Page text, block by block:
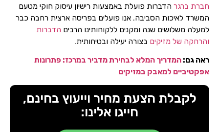
חברת ברגר הדברות פועלת באמצעות רישיון עיסוק חוקי מטעם
המשרד לאיכות הסביבה. אנו פועלים בפריסה ארצית רחבה כבר
למעלה משלושים שנה ומקנים ללקוחותינו הרבים הדברות
והרחקה של מזיקים בצורה יעילה ובטיחותית.
ראה גם: המדריך המלא לבחירת מדביר במרכז: פתרונות
אפקטיביים למאבק במזיקים
לקבלת הצעת מחיר וייעוץ בחינם,
חייגו אלינו: